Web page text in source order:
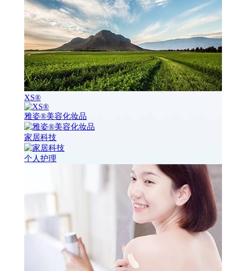
XS®
雅姿®美容化妆品
家居科技
个人护理